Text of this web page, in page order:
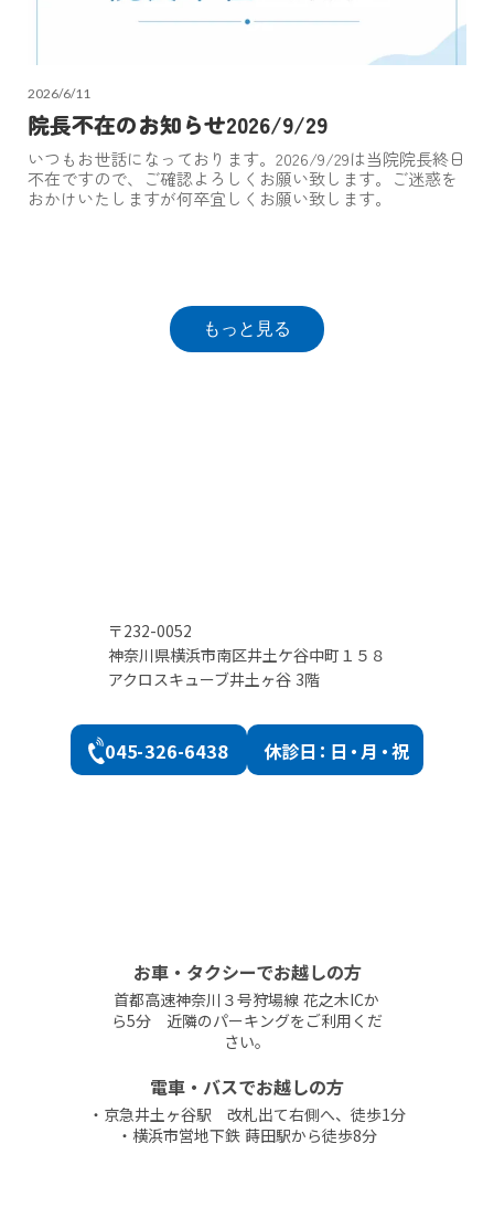
2026/6/11
院長不在のお知らせ2026/9/29
いつもお世話になっております。2026/9/29は当院院長終日
不在ですので、ご確認よろしくお願い致します。ご迷惑を
おかけいたしますが何卒宜しくお願い致します。
もっと見る
〒232-0052
神奈川県横浜市南区井土ケ谷中町１５８
アクロスキューブ井土ヶ谷 3階
045-326-6438 休診日：日・月・祝
お車・タクシーでお越しの方
首都高速神奈川３号狩場線 花之木ICか
ら5分 近隣のパーキングをご利用くだ
さい。
電車・バスでお越しの方
・京急井土ヶ谷駅 改札出て右側へ、徒歩1分
・横浜市営地下鉄 蒔田駅から徒歩8分